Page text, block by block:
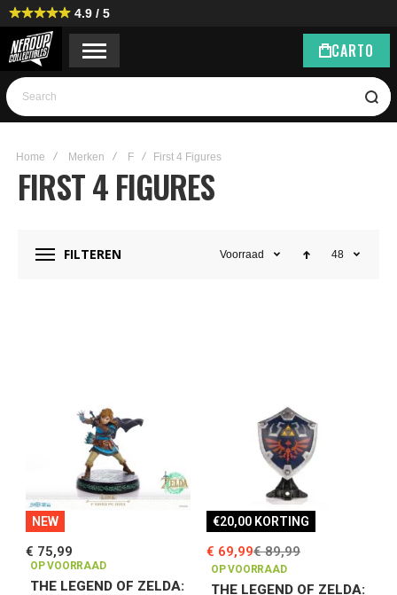
4.9 / 5
CART0
Search
Home Merken F First 4 Figures
FIRST 4 FIGURES
FILTEREN Voorraad 48
NEW
THE LEGEND OF ZELDA:
€ 75,99
OP VOORRAAD
€20,00 KORTING
THE LEGEND OF ZELDA:
€ 69,99€ 89,99
OP VOORRAAD